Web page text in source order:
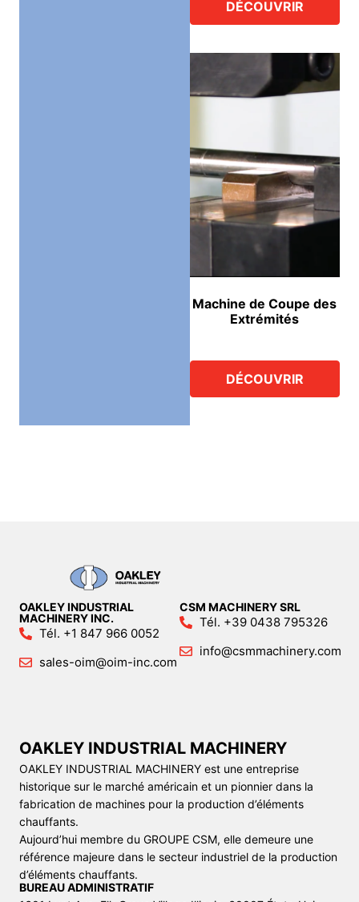
DÉCOUVRIR
Machine de Coupe des
Extrémités
DÉCOUVRIR
OAKLEY INDUSTRIAL
MACHINERY INC.
Tél. +1 847 966 0052
sales-oim@oim-inc.com
CSM MACHINERY SRL
Tél. +39 0438 795326
info@csmmachinery.com
OAKLEY INDUSTRIAL MACHINERY
OAKLEY INDUSTRIAL MACHINERY est une entreprise
historique sur le marché américain et un pionnier dans la
fabrication de machines pour la production d’éléments
chauffants.
Aujourd’hui membre du GROUPE CSM, elle demeure une
référence majeure dans le secteur industriel de la production
d’éléments chauffants.
BUREAU ADMINISTRATIF